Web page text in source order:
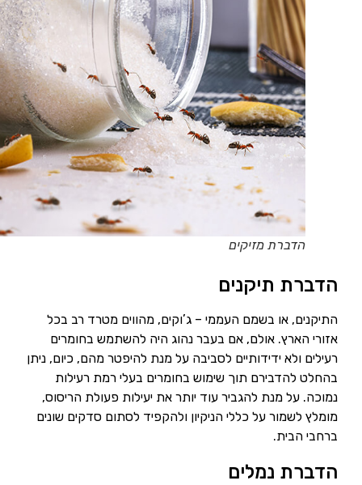
הדברת מזיקים
הדברת תיקנים
התיקנים, או בשמם העממי – ג’וקים, מהווים מטרד רב בכל
אזורי הארץ. אולם, אם בעבר נהוג היה להשתמש בחומרים
רעילים ולא ידידותיים לסביבה על מנת להיפטר מהם, כיום, ניתן
בהחלט להדבירם תוך שימוש בחומרים בעלי רמת רעילות
נמוכה. על מנת להגביר עוד יותר את יעילות פעולת הריסוס,
מומלץ לשמור על כללי הניקיון ולהקפיד לסתום סדקים שונים
ברחבי הבית.
הדברת נמלים